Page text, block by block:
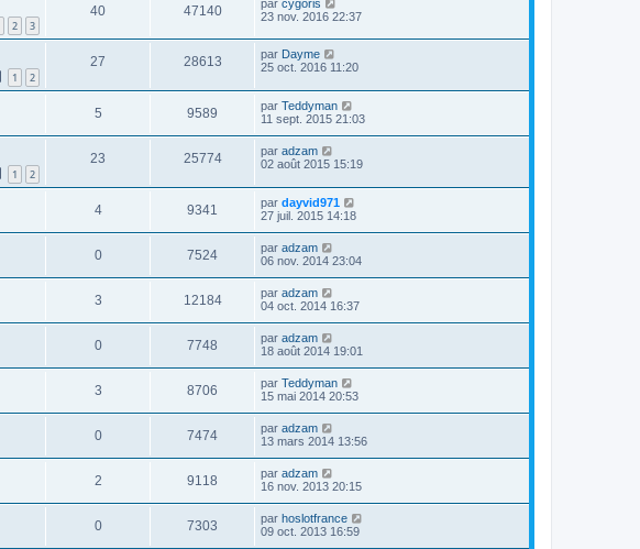
2 3
40 47140 par cygoris
23 nov. 2016 22:37
1 2
27 28613 par Dayme
25 oct. 2016 11:20
5 9589 par Teddyman
11 sept. 2015 21:03
1 2
23 25774 par adzam
02 août 2015 15:19
4 9341 par dayvid971
27 juil. 2015 14:18
0 7524 par adzam
06 nov. 2014 23:04
3 12184 par adzam
04 oct. 2014 16:37
0 7748 par adzam
18 août 2014 19:01
3 8706 par Teddyman
15 mai 2014 20:53
0 7474 par adzam
13 mars 2014 13:56
2 9118 par adzam
16 nov. 2013 20:15
0 7303 par hoslotfrance
09 oct. 2013 16:59